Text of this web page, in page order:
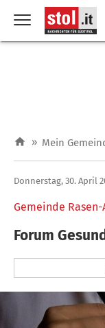
» Mein
Gemeinde
Donnerstag, 30. April
Forum